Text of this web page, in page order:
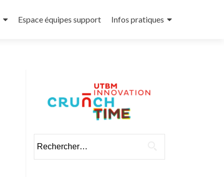
Espace équipes support Infos pratiques